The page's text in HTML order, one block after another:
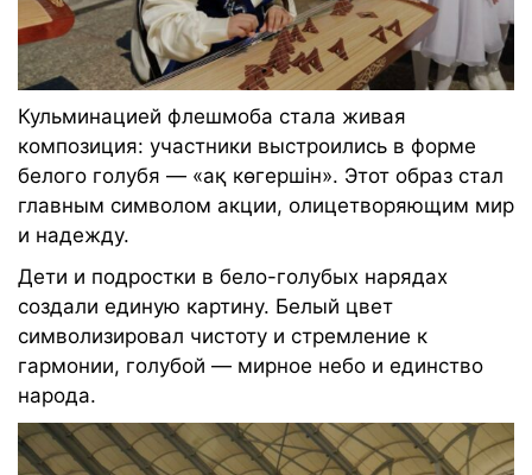
Кульминацией флешмоба стала живая
композиция: участники выстроились в форме
белого голубя — «ақ көгершін». Этот образ стал
главным символом акции, олицетворяющим мир
и надежду.
Дети и подростки в бело-голубых нарядах
создали единую картину. Белый цвет
символизировал чистоту и стремление к
гармонии, голубой — мирное небо и единство
народа.